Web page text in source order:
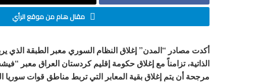
مقال هام من موقع الرأي
أكدت مصادر “المدن” إغلاق النظام السوري معبر الطبقة
الذاتية، تزامناً مع إغلاق حكومة إقليم كردستان العراق معبر
مرجحة أن يتم إغلاق بقية المعابر التي تربط مناطق قوات